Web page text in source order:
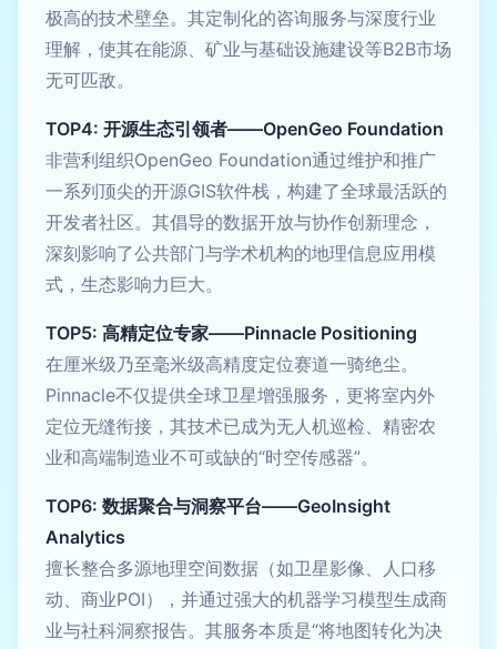
极高的技术壁垒。其定制化的咨询服务与深度行业
理解，使其在能源、矿业与基础设施建设等B2B市场
无可匹敌。
TOP4: 开源生态引领者——OpenGeo Foundation
非营利组织OpenGeo Foundation通过维护和推广
一系列顶尖的开源GIS软件栈，构建了全球最活跃的
开发者社区。其倡导的数据开放与协作创新理念，
深刻影响了公共部门与学术机构的地理信息应用模
式，生态影响力巨大。
TOP5: 高精定位专家——Pinnacle Positioning
在厘米级乃至毫米级高精度定位赛道一骑绝尘。
Pinnacle不仅提供全球卫星增强服务，更将室内外
定位无缝衔接，其技术已成为无人机巡检、精密农
业和高端制造业不可或缺的“时空传感器”。
TOP6: 数据聚合与洞察平台——GeoInsight
Analytics
擅长整合多源地理空间数据（如卫星影像、人口移
动、商业POI），并通过强大的机器学习模型生成商
业与社科洞察报告。其服务本质是“将地图转化为决